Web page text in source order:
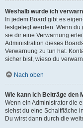
Weshalb wurde ich
In jedem Board gibt es
festgelegt werden. Wenn
sie dir eine Verwarnung
Administration dieses
Verwarnung zu tun hat.
sicher bist, wieso du
Nach oben
Wie kann ich Beiträge den
Wenn ein Administrator die
siehst du eine Schaltfläche
Du wirst dann durch die